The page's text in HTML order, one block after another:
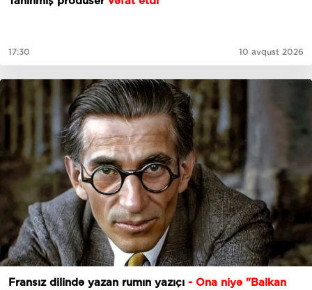
17:30 10 avqust 2026
Fransız dilində yazan rumın yazıçı - Ona niyə "Balkan